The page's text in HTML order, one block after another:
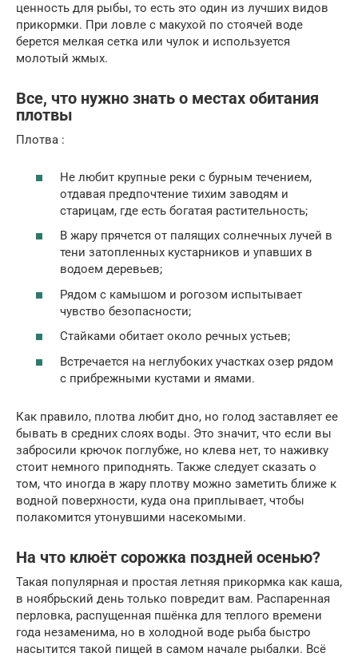
ценность для рыбы, то есть это один из лучших видов
прикормки. При ловле с макухой по стоячей воде
берется мелкая сетка или чулок и используется
молотый жмых.
Все, что нужно знать о местах обитания
плотвы
Плотва :
Не любит крупные реки с бурным течением,
отдавая предпочтение тихим заводям и
старицам, где есть богатая растительность;
В жару прячется от палящих солнечных лучей в
тени затопленных кустарников и упавших в
водоем деревьев;
Рядом с камышом и рогозом испытывает
чувство безопасности;
Стайками обитает около речных устьев;
Встречается на неглубоких участках озер рядом
с прибрежными кустами и ямами.
Как правило, плотва любит дно, но голод заставляет ее
бывать в средних слоях воды. Это значит, что если вы
забросили крючок поглубже, но клева нет, то наживку
стоит немного приподнять. Также следует сказать о
том, что иногда в жару плотву можно заметить ближе к
водной поверхности, куда она приплывает, чтобы
полакомится утонувшими насекомыми.
На что клюёт сорожка поздней осенью?
Такая популярная и простая летняя прикормка как каша,
в ноябрьский день только повредит вам. Распаренная
перловка, распущенная пшёнка для теплого времени
года незаменима, но в холодной воде рыба быстро
насытится такой пищей в самом начале рыбалки. Всё